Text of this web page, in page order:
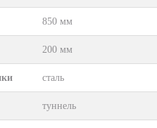
850 мм
200 мм
сталь
туннель